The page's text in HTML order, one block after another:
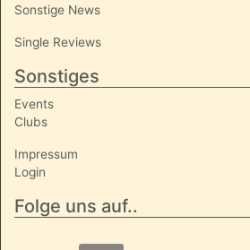
Sonstige News
Single Reviews
Sonstiges
Events
Clubs
Impressum
Login
Folge uns auf..